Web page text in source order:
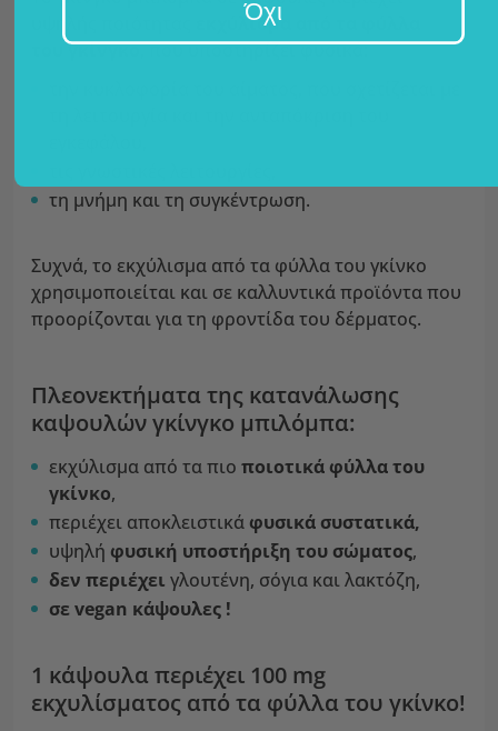
εκχύλισμα από τα φύλλα
του γκίνγκο, που υποστηρίζει φυσικά:
τη μνήμη και τη συγκέντρωση.
Συχνά, το εκχύλισμα από τα φύλλα του γκίνκο
χρησιμοποιείται και σε καλλυντικά προϊόντα που
προορίζονται για τη φροντίδα του δέρματος.
Πλεονεκτήματα της κατανάλωσης
καψουλών γκίνγκο μπιλόμπα:
εκχύλισμα από τα πιο ποιοτικά φύλλα του
γκίνκο,
περιέχει αποκλειστικά φυσικά συστατικά,
υψηλή φυσική υποστήριξη του σώματος,
δεν περιέχει γλουτένη, σόγια και λακτόζη,
σε vegan κάψουλες !
1 κάψουλα περιέχει 100 mg
εκχυλίσματος από τα φύλλα του γκίνκο!
Όχι